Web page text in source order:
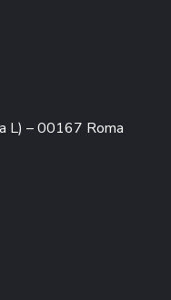
L) – 00167 Roma